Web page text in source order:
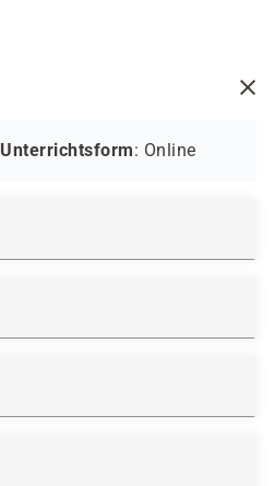
Unterrichtsform: Online